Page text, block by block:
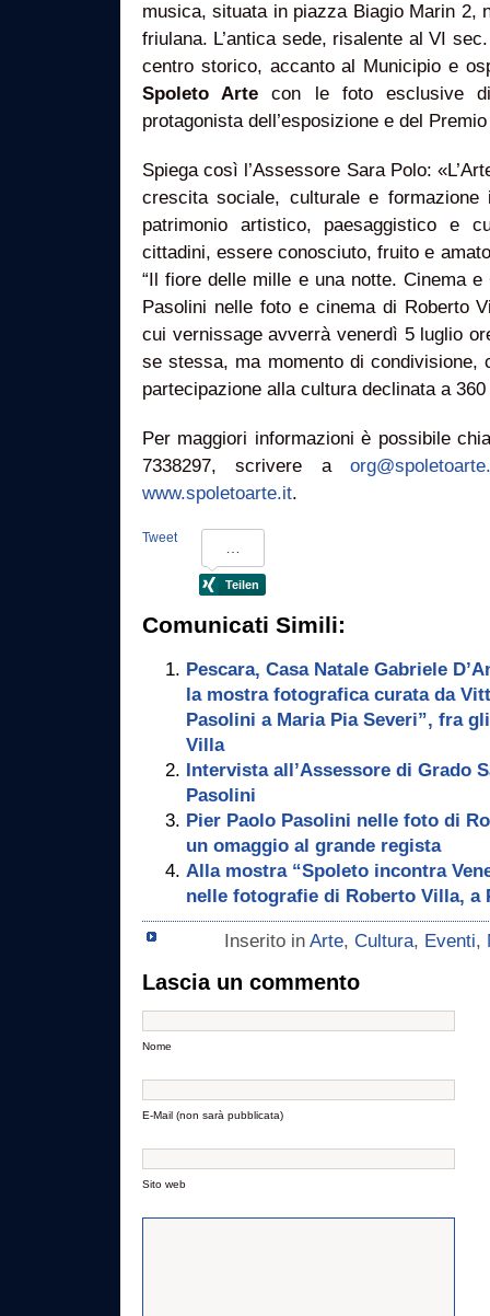
musica, situata in piazza Biagio Marin 2,
friulana. L’antica sede, risalente al VI
centro storico, accanto al Municipio e
Spoleto Arte con le foto esclusive
protagonista dell’esposizione e del
Spiega così l’Assessore Sara Polo:
crescita sociale, culturale e formazione
patrimonio artistico, paesaggistico e
cittadini, essere conosciuto, fruito e
“Il fiore delle mille e una notte. Cinema e
Pasolini nelle foto e cinema di Roberto
cui vernissage avverrà venerdì 5 luglio
se stessa, ma momento di condivisione,
partecipazione alla cultura declinata a
Per maggiori informazioni è possibile
7338297, scrivere a
www.spoletoarte.it.
Tweet
Comunicati Simili:
Pescara, Casa Natale Gabriele
la mostra fotografica curata da
Pasolini a Maria Pia Severi”, fra
Villa
Intervista all’Assessore di Grado
Pasolini
Pier Paolo Pasolini nelle foto di
un omaggio al grande regista
Alla mostra “Spoleto incontra
nelle fotografie di Roberto Villa, a
Inserito in Arte, Cultura, Eventi,
Lascia un commento
Nome
E-Mail (non sarà pubblicata)
Sito web